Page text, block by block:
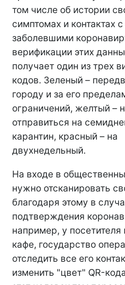
том числе об истории
симптомах и контактах
заболевшими
верификации этих
получает один из трех
кодов. Зеленый –
городу и за его
ограничений, желтый –
отправиться на
карантин, красный – на
двухнедельный.
На входе в
нужно отсканировать
благодаря этому в
подтверждения
например, у посетителя
кафе, государство
отследить все его
изменить "цвет" QR-